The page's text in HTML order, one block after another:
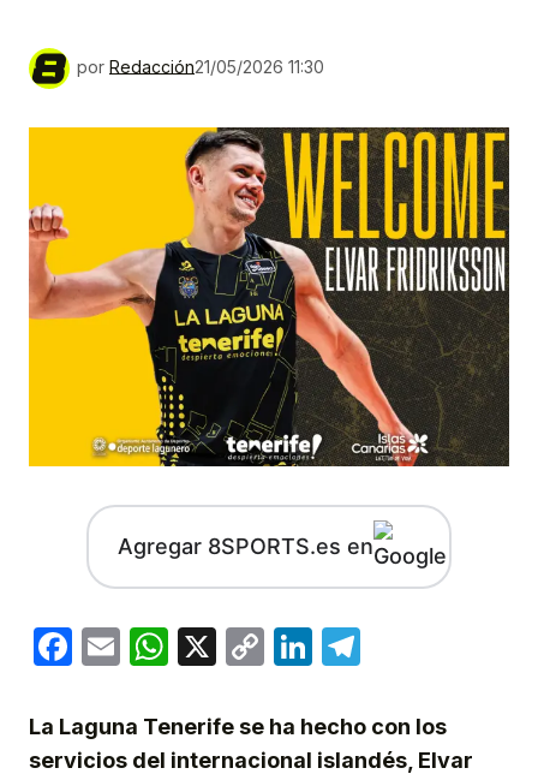
por Redacción21/05/2026 11:30
Agregar 8SPORTS.es en
Facebook
EmailWhatsApp
X
CopyLinkedIn
La Laguna Tenerife se ha hecho con los
servicios del internacional islandés, Elvar